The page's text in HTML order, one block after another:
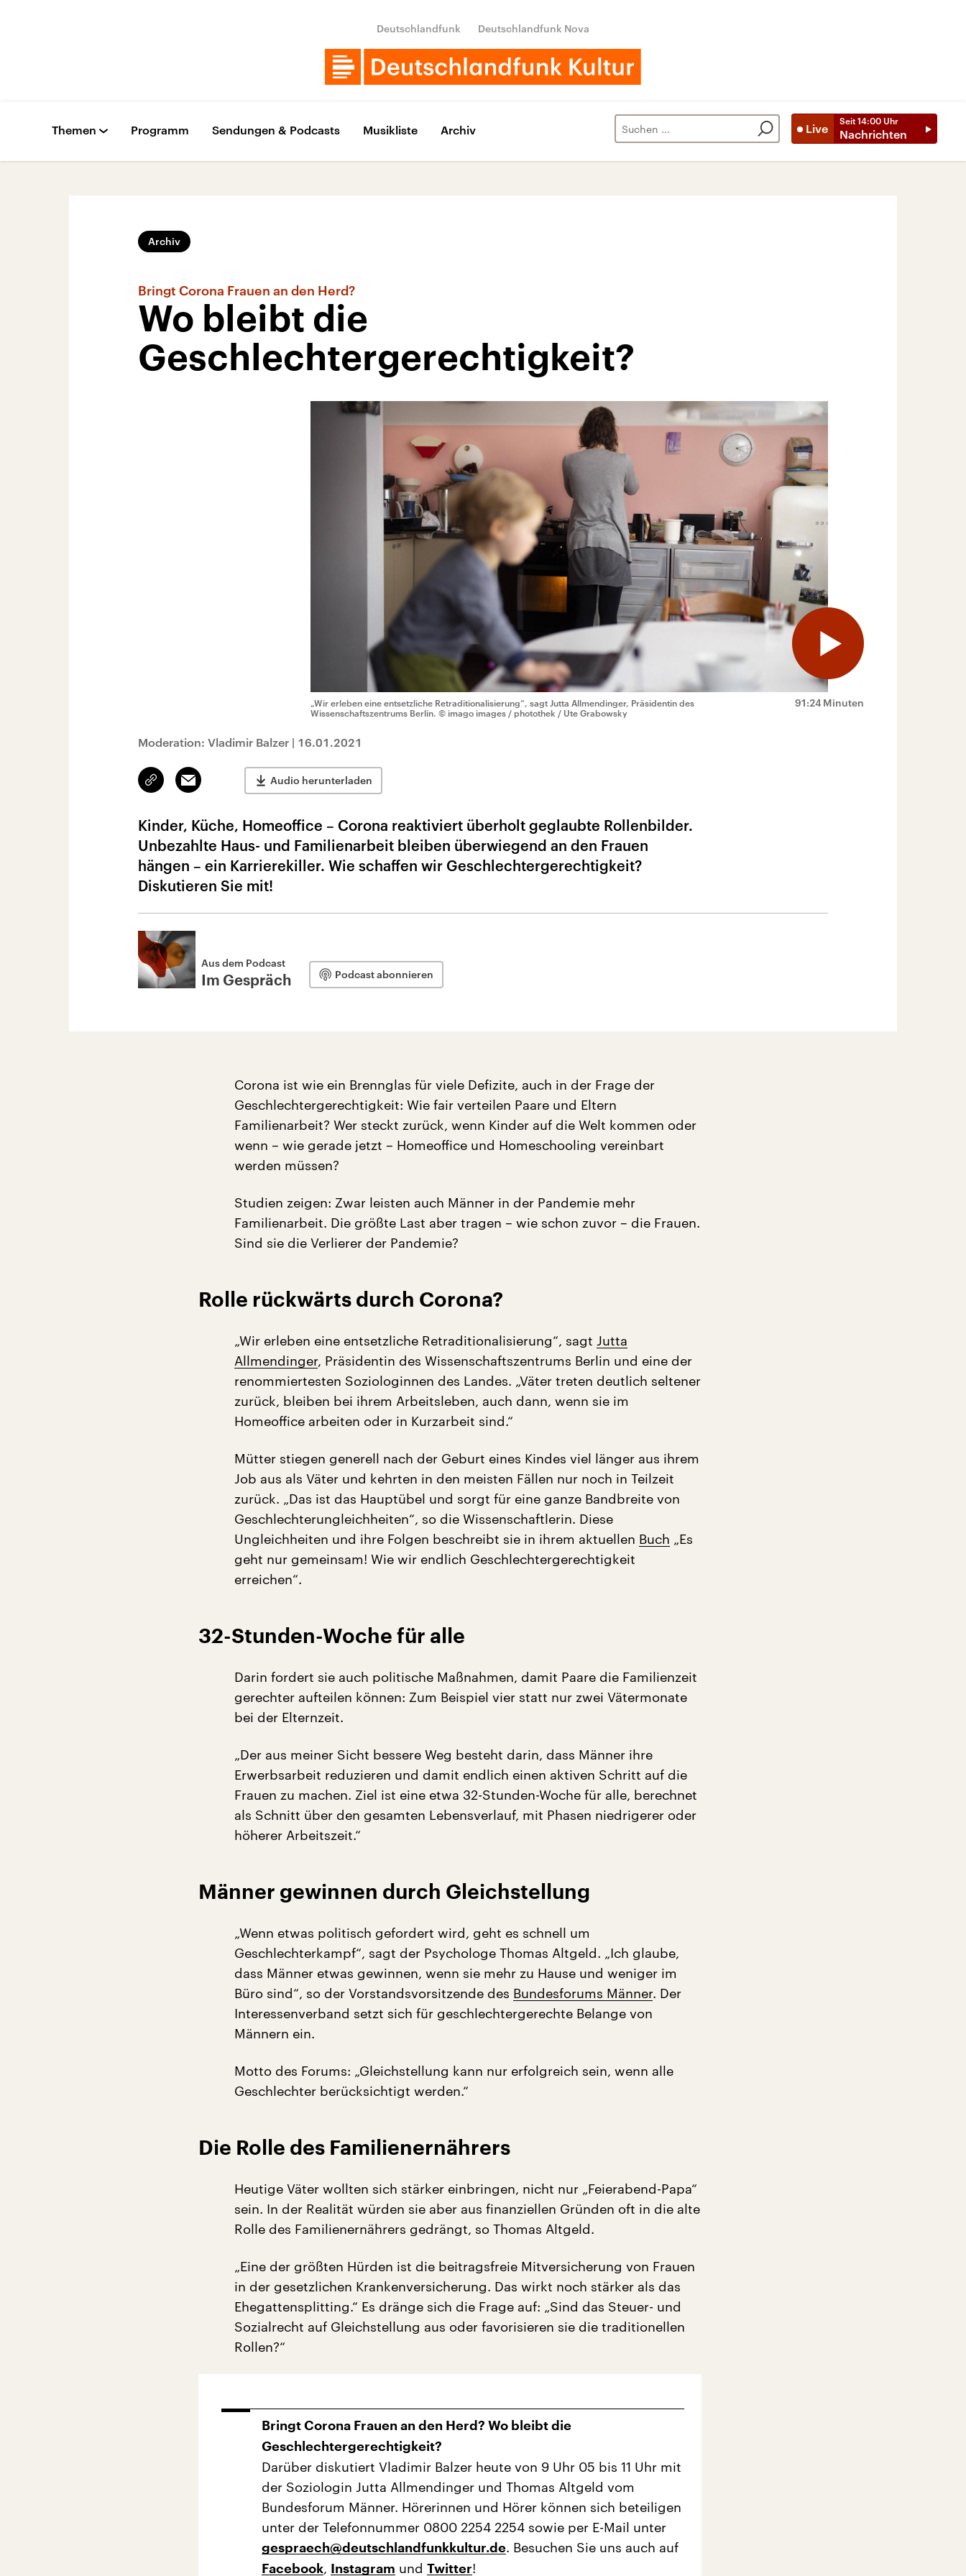
Deutschlandfunk Deutschlandfunk Nova
Live
Seit 14:00 Uhr
Nachrichten
Themen Programm Sendungen & Podcasts Musikliste Archiv
Archiv
Bringt Corona Frauen an den Herd?
Wo bleibt die
Geschlechtergerechtigkeit?
91:24 Minuten
„Wir erleben eine entsetzliche Retraditionalisierung“, sagt Jutta Allmendinger, Präsidentin des
Wissenschaftszentrums Berlin. © imago images / photothek / Ute Grabowsky
Moderation: Vladimir Balzer | 16.01.2021
Link
kopieren/teilen
Email Audio herunterladen
Kinder, Küche, Homeoffice – Corona reaktiviert überholt geglaubte Rollenbilder.
Unbezahlte Haus- und Familienarbeit bleiben überwiegend an den Frauen
hängen – ein Karrierekiller. Wie schaffen wir Geschlechtergerechtigkeit?
Diskutieren Sie mit!
Aus dem Podcast
Im Gespräch Podcast abonnieren
Corona ist wie ein Brennglas für viele Defizite, auch in der Frage der
Geschlechtergerechtigkeit: Wie fair verteilen Paare und Eltern
Familienarbeit? Wer steckt zurück, wenn Kinder auf die Welt kommen oder
wenn – wie gerade jetzt – Homeoffice und Homeschooling vereinbart
werden müssen?
Studien zeigen: Zwar leisten auch Männer in der Pandemie mehr
Familienarbeit. Die größte Last aber tragen – wie schon zuvor – die Frauen.
Sind sie die Verlierer der Pandemie?
Rolle rückwärts durch Corona?
„Wir erleben eine entsetzliche Retraditionalisierung“, sagt Jutta
Allmendinger, Präsidentin des Wissenschaftszentrums Berlin und eine der
renommiertesten Soziologinnen des Landes. „Väter treten deutlich seltener
zurück, bleiben bei ihrem Arbeitsleben, auch dann, wenn sie im
Homeoffice arbeiten oder in Kurzarbeit sind.“
Mütter stiegen generell nach der Geburt eines Kindes viel länger aus ihrem
Job aus als Väter und kehrten in den meisten Fällen nur noch in Teilzeit
zurück. „Das ist das Hauptübel und sorgt für eine ganze Bandbreite von
Geschlechterungleichheiten“, so die Wissenschaftlerin. Diese
Ungleichheiten und ihre Folgen beschreibt sie in ihrem aktuellen Buch „Es
geht nur gemeinsam! Wie wir endlich Geschlechtergerechtigkeit
erreichen“.
32-Stunden-Woche für alle
Darin fordert sie auch politische Maßnahmen, damit Paare die Familienzeit
gerechter aufteilen können: Zum Beispiel vier statt nur zwei Vätermonate
bei der Elternzeit.
„Der aus meiner Sicht bessere Weg besteht darin, dass Männer ihre
Erwerbsarbeit reduzieren und damit endlich einen aktiven Schritt auf die
Frauen zu machen. Ziel ist eine etwa 32-Stunden-Woche für alle, berechnet
als Schnitt über den gesamten Lebensverlauf, mit Phasen niedrigerer oder
höherer Arbeitszeit.“
Männer gewinnen durch Gleichstellung
„Wenn etwas politisch gefordert wird, geht es schnell um
Geschlechterkampf“, sagt der Psychologe Thomas Altgeld. „Ich glaube,
dass Männer etwas gewinnen, wenn sie mehr zu Hause und weniger im
Büro sind“, so der Vorstandsvorsitzende des Bundesforums Männer. Der
Interessenverband setzt sich für geschlechtergerechte Belange von
Männern ein.
Motto des Forums: „Gleichstellung kann nur erfolgreich sein, wenn alle
Geschlechter berücksichtigt werden.“
Die Rolle des Familienernährers
Heutige Väter wollten sich stärker einbringen, nicht nur „Feierabend-Papa“
sein. In der Realität würden sie aber aus finanziellen Gründen oft in die alte
Rolle des Familienernährers gedrängt, so Thomas Altgeld.
„Eine der größten Hürden ist die beitragsfreie Mitversicherung von Frauen
in der gesetzlichen Krankenversicherung. Das wirkt noch stärker als das
Ehegattensplitting.“ Es dränge sich die Frage auf: „Sind das Steuer- und
Sozialrecht auf Gleichstellung aus oder favorisieren sie die traditionellen
Rollen?“
Bringt Corona Frauen an den Herd? Wo bleibt die
Geschlechtergerechtigkeit?
Darüber diskutiert Vladimir Balzer heute von 9 Uhr 05 bis 11 Uhr mit
der Soziologin Jutta Allmendinger und Thomas Altgeld vom
Bundesforum Männer. Hörerinnen und Hörer können sich beteiligen
unter der Telefonnummer 0800 2254 2254 sowie per E-Mail unter
gespraech@deutschlandfunkkultur.de. Besuchen Sie uns auch auf
Facebook, Instagram und Twitter!